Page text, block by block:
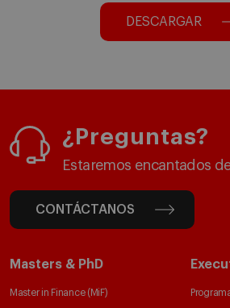
DESCARGAR
¿Preguntas?
Estaremos encantados
CONTÁCTANOS
Masters & PhD
Master in Finance (MiF)